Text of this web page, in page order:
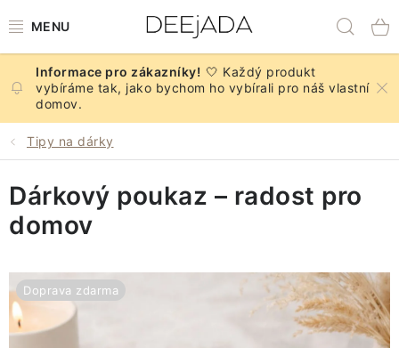
na
NOVINKY
PODZIM
KUCHYNĚ A STOLOVÁNÍ
KOUPELNA
🤍 Každý produkt
vybíráme tak, jako bychom ho vybírali pro náš vlastní
domov.
Tipy na dárky
Dárkový poukaz – radost pro
domov
Doprava zdarma